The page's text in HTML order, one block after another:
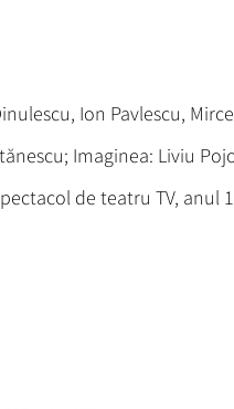
Ion Pavlescu,
Imaginea: Liviu
de teatru TV, anul